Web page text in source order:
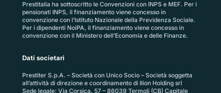
Prestitalia ha sottoscritto le Convenzioni con INPS e MEF. Per i
pensionati INPS, il finanziamento viene concesso in
convenzione con l’Istituto Nazionale della Previdenza Sociale.
Per i dipendenti NoiPA, il finanziamento viene concesso in
convenzione con il Ministero dell’Economia e delle Finanze.
Dati societari
Prestiter S.p.A. – Società con Unico Socio – Società soggetta
all’attività di direzione e coordinamento di Ilion Holding srl
Sede legale: Via Corsica, 57 – 86039 Termoli (CB) Capitale